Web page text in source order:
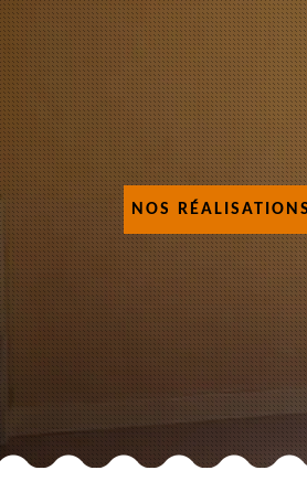
NOS RÉALISATIONS